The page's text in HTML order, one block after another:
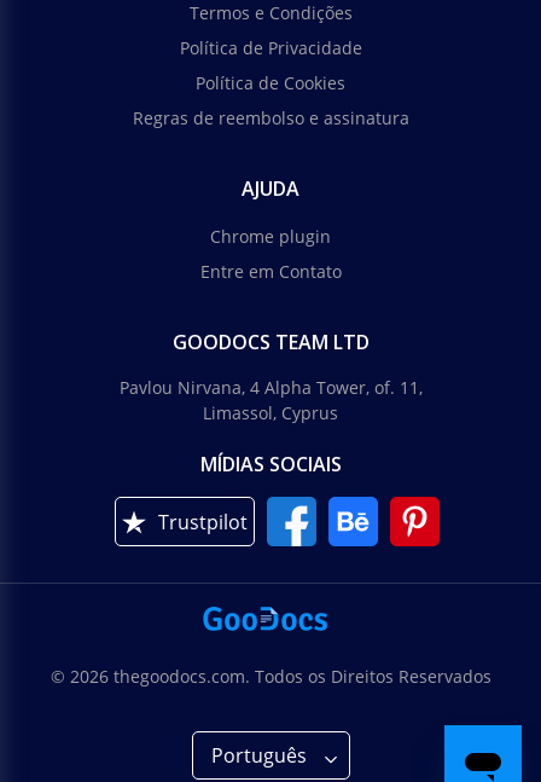
Termos e Condições
Política de Privacidade
Política de Cookies
Regras de reembolso e assinatura
AJUDA
Chrome plugin
Entre em Contato
GOODOCS TEAM LTD
Pavlou Nirvana, 4 Alpha Tower, of. 11,
Limassol, Cyprus
MÍDIAS SOCIAIS
Trustpilot
© 2026 thegoodocs.com. Todos os Direitos Reservados
Português